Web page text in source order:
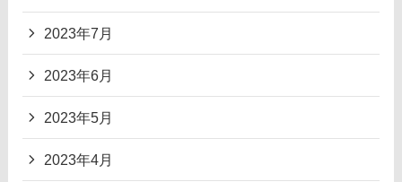
2023年7月
2023年6月
2023年5月
2023年4月